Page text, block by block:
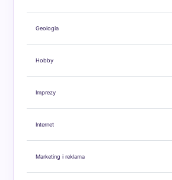
Geologia
Hobby
Imprezy
Internet
Marketing i reklama